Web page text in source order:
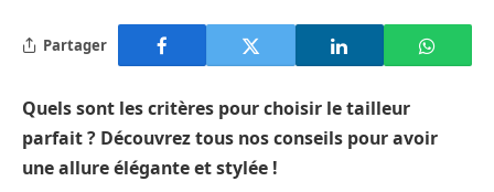
Partager
Quels sont les critères pour choisir le tailleur
parfait ? Découvrez tous nos conseils pour avoir
une allure élégante et stylée !